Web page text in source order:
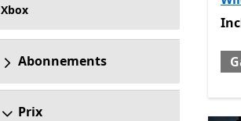
Xbox
Abonnements
Prix